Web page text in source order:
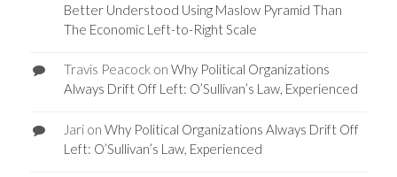
Better Understood Using Maslow Pyramid Than
The Economic Left-to-Right Scale
Travis Peacockon Why Political Organizations
Always Drift Off Left: O’Sullivan’s Law, Experienced
Jarion Why Political Organizations Always Drift Off
Left: O’Sullivan’s Law, Experienced